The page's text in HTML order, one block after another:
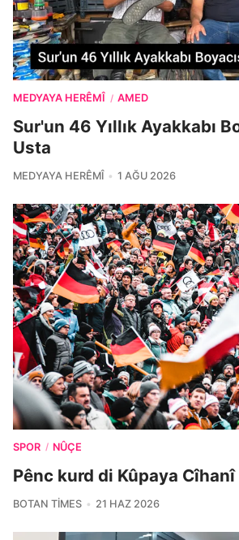
MEDYAYA HERÊMÎ / AMED
Sur'un 46 Yıllık Ayakkabı
Usta
MEDYAYA HERÊMÎ 1 AĞU 2026
SPOR / NÛÇE
Pênc kurd di Kûpaya
BOTAN TIMES 21 HAZ 2026